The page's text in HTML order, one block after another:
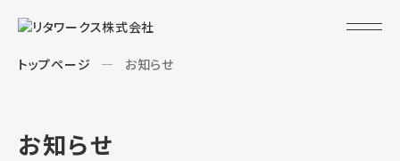
トップページ お知らせ
お知らせ